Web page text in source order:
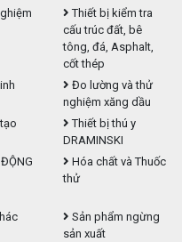
Thiết bị kiểm tra
cấu trúc đất, bê
tông, đá, Asphalt,
cốt thép
Đo lường và thử
nghiệm xăng dầu
Thiết bị thú y
DRAMINSKI
Hóa chất và Thuốc
thử
Sản phẩm ngừng
sản xuất